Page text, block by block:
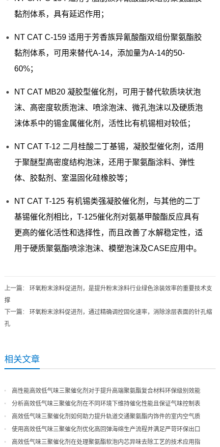
黏剂体系，具有延迟作用；
NT CAT C-159 适用于芳香族异氰酸酯双组份聚氨酯胶
黏剂体系，可用来替代A-14，添加量为A-14的50-
60%；
NT CAT MB20 凝胶型催化剂，可用于替代软质块状泡
沫、高密度软质泡沫、喷涂泡沫、微孔泡沫以及硬质泡
沫体系中的锡金属催化剂，活性比有机锡相对较低；
NT CAT T-12 二月桂酸二丁基锡，凝胶型催化剂，适用
于聚醚型高密度结构泡沫，还用于聚氨酯涂料、弹性
体、胶黏剂、室温固化硅橡胶等；
NT CAT T-125 有机锡类强凝胶催化剂，与其他的二丁
基锡催化剂相比，T-125催化剂对氨基甲酸酯反应具有
更高的催化活性和选择性，而且改善了水解稳定性，适
用于硬质聚氨酯喷涂泡沫、模塑泡沫及CASE应用中。
上一篇： 环氧粉末涂料促进剂，是提升粉末涂料行业绿色涂装效率的重要技术支
撑
下一篇： 环氧粉末涂料促进剂，通过精确调控固化速率，消除涂层表面的针孔缩
孔
相关文章
高性能高效低气味三聚催化剂对于提升高端聚氨酯复合材料环保级别效能
分析高效低气味三聚催化剂在不同环境下维持催化性能且保证气味控制表
现
高效低气味三聚催化剂如何助力提升轨道交通聚氨酯内饰件的室内空气质
量
使用高效低气味三聚催化剂优化高回弹海绵生产流程并满足严苛环保出口
高效低气味三聚催化剂在处理聚氨酯软泡内芯异味去除工艺的技术应用指